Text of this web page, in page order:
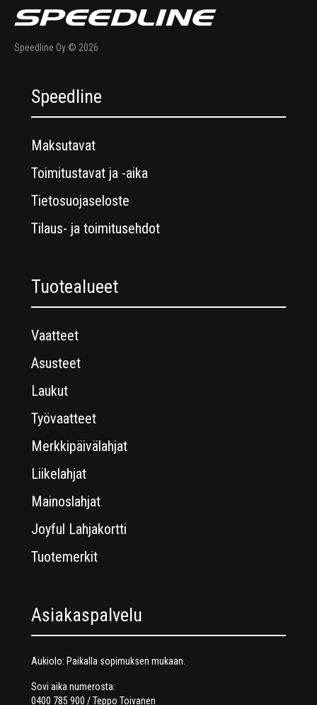
Speedline Oy © 2026
Speedline
Maksutavat
Toimitustavat ja -aika
Tietosuojaseloste
Tilaus- ja toimitusehdot
Tuotealueet
Vaatteet
Asusteet
Laukut
Työvaatteet
Merkkipäivälahjat
Liikelahjat
Mainoslahjat
Joyful Lahjakortti
Tuotemerkit
Asiakaspalvelu
Aukiolo: Paikalla sopimuksen mukaan.
Sovi aika numerosta:
0400 785 900 / Teppo Toivanen